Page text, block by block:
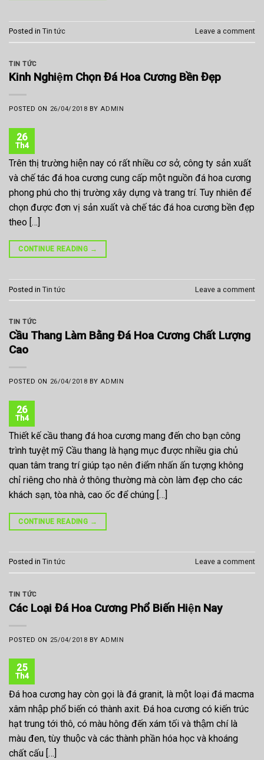
Posted in Tin tức Leave a comment
TIN TỨC
Kinh Nghiệm Chọn Đá Hoa Cương Bền Đẹp
POSTED ON 26/04/2018 BYADMIN
26
Th4
Trên thị trường hiện nay có rất nhiều cơ sở, công ty sản xuất
và chế tác đá hoa cương cung cấp một nguồn đá hoa cương
phong phú cho thị trường xây dựng và trang trí. Tuy nhiên để
chọn được đơn vị sản xuất và chế tác đá hoa cương bền đẹp
theo […]
CONTINUE READING →
Posted in Tin tức Leave a comment
TIN TỨC
Cầu Thang Làm Bằng Đá Hoa Cương Chất Lượng
Cao
POSTED ON 26/04/2018 BYADMIN
26
Th4
Thiết kế cầu thang đá hoa cương mang đến cho bạn công
trình tuyệt mỹ Cầu thang là hạng mục được nhiều gia chủ
quan tâm trang trí giúp tạo nên điểm nhấn ấn tượng không
chỉ riêng cho nhà ở thông thường mà còn làm đẹp cho các
khách sạn, tòa nhà, cao ốc để chúng […]
CONTINUE READING →
Posted in Tin tức Leave a comment
TIN TỨC
Các Loại Đá Hoa Cương Phổ Biến Hiện Nay
POSTED ON 25/04/2018 BYADMIN
25
Th4
Đá hoa cương hay còn gọi là đá granit, là một loại đá macma
xâm nhập phổ biến có thành axit. Đá hoa cương có kiến trúc
hạt trung tới thô, có màu hông đến xám tối và thậm chí là
màu đen, tùy thuộc và các thành phần hóa học và khoáng
chất cấu […]